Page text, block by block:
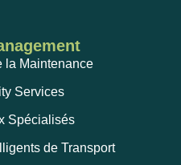
la Maintenance
Services
Spécialisés
de Transport